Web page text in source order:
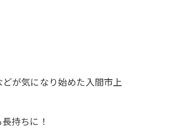
が気になり始めた入間市上
持ちに！